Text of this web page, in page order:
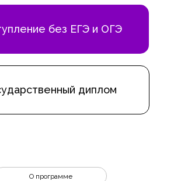
диплом
без ЕГЭ и ОГЭ
О программе